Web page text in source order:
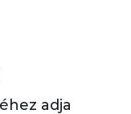
adja